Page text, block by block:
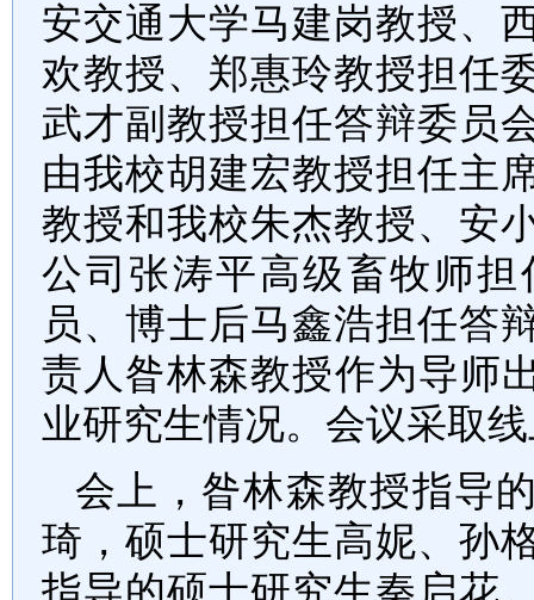
安交通大学马建岗教授、
欢教授、郑惠玲教授担任
武才副教授担任答辩委员
由我校胡建宏教授担任主
教授和我校朱杰教授、 安
公司张涛平高级畜牧师
员、博士后马鑫浩担任答
责人昝林森教授作为导师
业研究生情况。会议采取
会上，昝林森教授指导
琦，硕士研究生高妮、孙
指导的硕士研究生秦启花